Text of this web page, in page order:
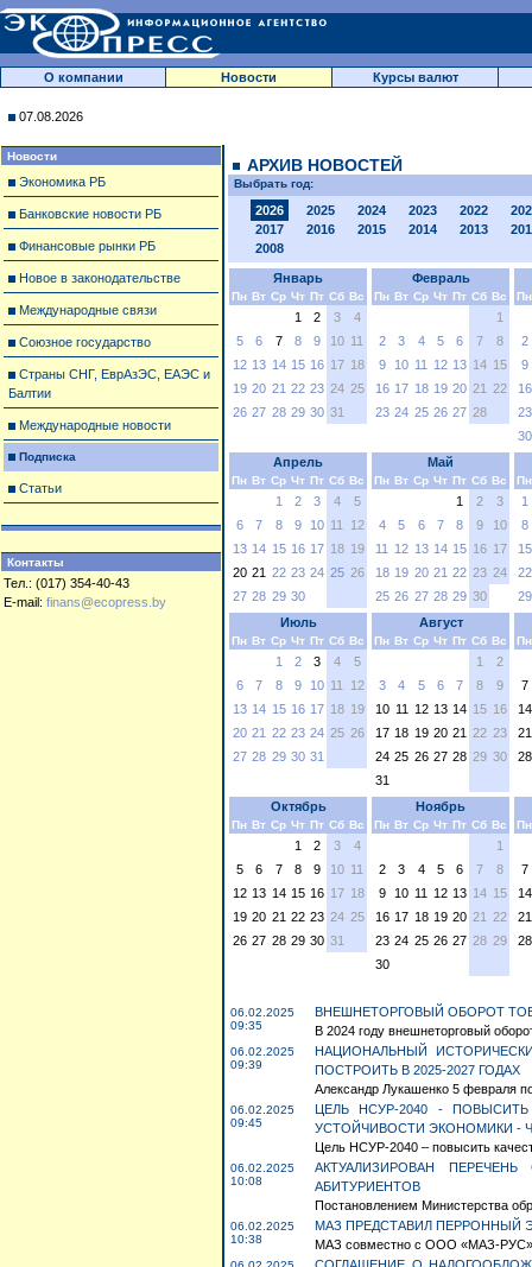
О компании Новости Курсы валют
07.08.2026
Новости
Экономика РБ
Банковские новости РБ
Финансовые рынки РБ
Новое в законодательстве
Международные связи
Союзное государство
Страны СНГ, ЕврАзЭС, ЕАЭС и
Балтии
Международные новости
Подписка
Статьи
Контакты
Тел.: (017) 354-40-43
E-mail: finans@ecopress.by
АРХИВ НОВОСТЕЙ
Выбрать год:
2026 2025 2024 2023 2022
2017
2016 2015 2014 2013
2008
Январь
Пн Вт Ср Чт Пт Сб Вс
1 2 3
4
5
6 7 8 9 10 11
12 13 14 15 16 17 18
19 20 21 22 23 24 25
26 27 28 29 30 31
Февраль
Пн Вт Ср Чт Пт Сб Вс
1
2
3 4 5 6 7
8
9
10 11 12 13 14 15
16 17 18 19 20 21 22
23 24 25 26 27 28
Пн
2
9
16
23
30
Апрель
Пн Вт Ср Чт Пт Сб Вс
1 2 3 4
5
6
7 8 9 10 11
12
13 14 15 16 17 18 19
20 21 22 23 24 25 26
27 28 29 30
Май
Пн Вт Ср Чт Пт Сб Вс
1 2
3
4
5 6 7 8 9
10
11
12 13 14 15 16 17
18 19 20 21 22 23 24
25 26 27 28 29 30
Пн
1
8
15
22
29
Июль
Пн Вт Ср Чт Пт Сб Вс
1 2 3 4
5
6
7 8 9 10 11
12
13 14 15 16 17 18 19
20 21 22 23 24 25 26
27 28 29 30 31
Август
Пн Вт Ср Чт Пт Сб Вс
1
2
3
4 5 6 7 8
9
10 11 12 13 14 15 16
17 18 19 20 21 22 23
24 25 26 27 28 29 30
31
Пн
7
14
21
28
Октябрь
Пн Вт Ср Чт Пт Сб Вс
1 2 3
4
5
6 7 8 9 10 11
12 13 14 15 16 17 18
19 20 21 22 23 24 25
26 27 28 29 30 31
Ноябрь
Пн Вт Ср Чт Пт Сб Вс
1
2
3 4 5 6 7
8
9
10 11 12 13 14 15
16 17 18 19 20 21 22
23 24 25 26 27 28 29
30
Пн
7
14
21
28
06.02.2025
09:35
ВНЕШНЕТОРГОВЫЙ ОБОРОТ
В 2024 году внешнеторговый
06.02.2025
09:39
НАЦИОНАЛЬНЫЙ
ПОСТРОИТЬ В 2025-2027 ГОДАХ
Александр Лукашенко 5 февраля
06.02.2025
09:45
ЦЕЛЬ НСУР-2040 -
УСТОЙЧИВОСТИ ЭКОНОМИКИ -
Цель НСУР-2040 – повысить
06.02.2025
10:08
АКТУАЛИЗИРОВАН
АБИТУРИЕНТОВ
Постановлением Министерства
06.02.2025
10:38
МАЗ ПРЕДСТАВИЛ ПЕРРОННЫЙ
МАЗ совместно с ООО «МАЗ-РУС»